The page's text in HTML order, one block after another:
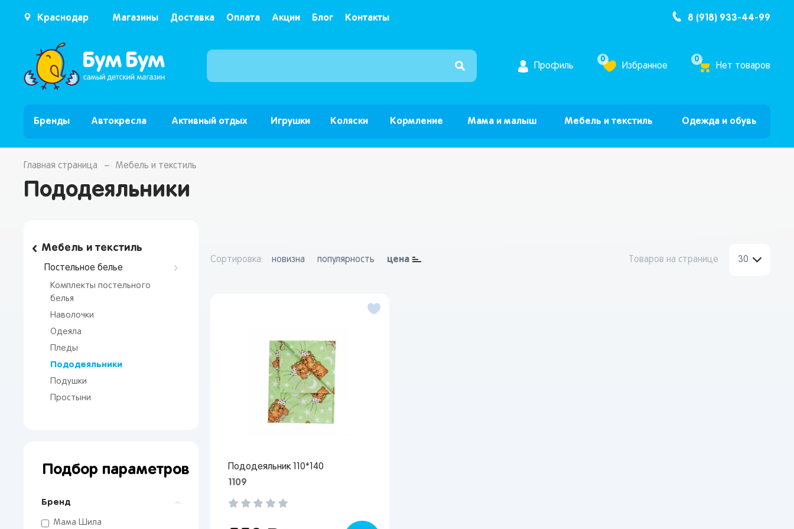
Краснодар Магазины Доставка Оплата Акции Блог Контакты 8 (918) 933-44-99
Интернет магазин детских товаров и игрушек ”Бум Бум”
Профиль
0
Избранное
0
Нет товаров
Бренды Автокресла Активный отдых Игрушки Коляски Кормление Мама и малыш Мебель и текстиль Одежда и обувь
Главная страница Мебель и текстиль
Пододеяльники
Мебель и текстиль
Постельное белье
Комплекты постельного
белья
Наволочки
Одеяла
Пледы
Пододеяльники
Подушки
Простыни
Подбор параметров
Бренд
Мама Шила
Сортировка: новизна популярность цена Товаров на странице 30
Пододеяльник 110*140
1109
Вы сможете отслеживать статус своих заказов и
получать индивидуальные рекомендации
От выбранного региона зависят доступные способы доставки, их
Краснодар